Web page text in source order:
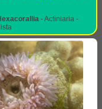
- Actiniaria -